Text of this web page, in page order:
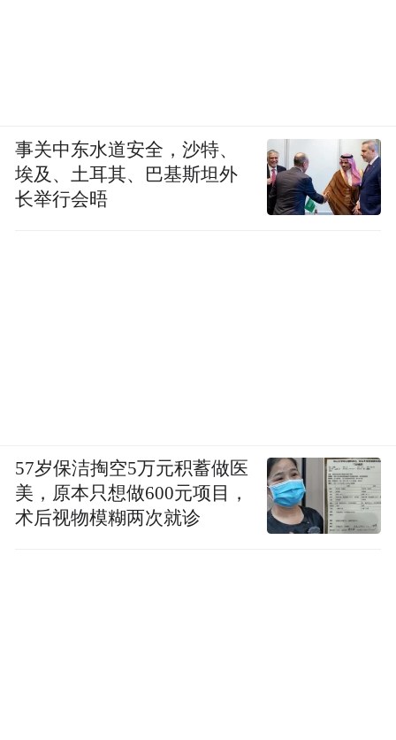
事关中东水道安全，沙特、
埃及、土耳其、巴基斯坦外
长举行会晤
57岁保洁掏空5万元积蓄做医
美，原本只想做600元项目，
术后视物模糊两次就诊